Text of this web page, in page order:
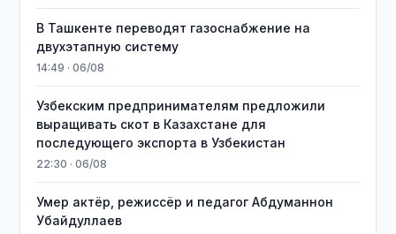
В Ташкенте переводят газоснабжение на
двухэтапную систему
14:49 · 06/08
Узбекским предпринимателям предложили
выращивать скот в Казахстане для
последующего экспорта в Узбекистан
22:30 · 06/08
Умер актёр, режиссёр и педагог Абдуманнон
Убайдуллаев